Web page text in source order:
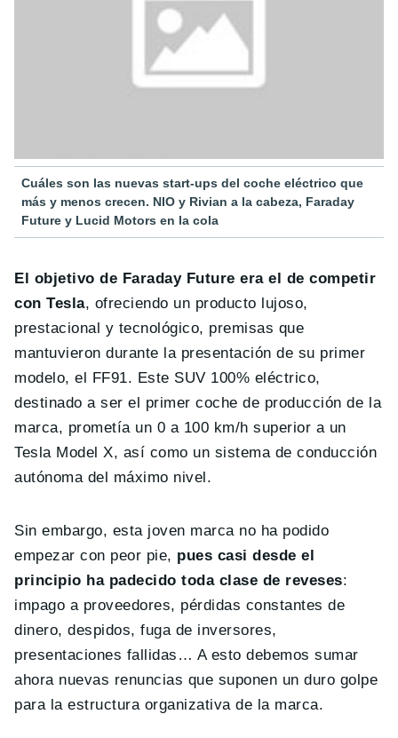
Cuáles son las nuevas start-ups del coche eléctrico que
más y menos crecen. NIO y Rivian a la cabeza, Faraday
Future y Lucid Motors en la cola
El objetivo de Faraday Future era el de competir
con Tesla, ofreciendo un producto lujoso,
prestacional y tecnológico, premisas que
mantuvieron durante la presentación de su primer
modelo, el FF91. Este SUV 100% eléctrico,
destinado a ser el primer coche de producción de la
marca, prometía un 0 a 100 km/h superior a un
Tesla Model X, así como un sistema de conducción
autónoma del máximo nivel.
Sin embargo, esta joven marca no ha podido
empezar con peor pie, pues casi desde el
principio ha padecido toda clase de reveses:
impago a proveedores, pérdidas constantes de
dinero, despidos, fuga de inversores,
presentaciones fallidas… A esto debemos sumar
ahora nuevas renuncias que suponen un duro golpe
para la estructura organizativa de la marca.